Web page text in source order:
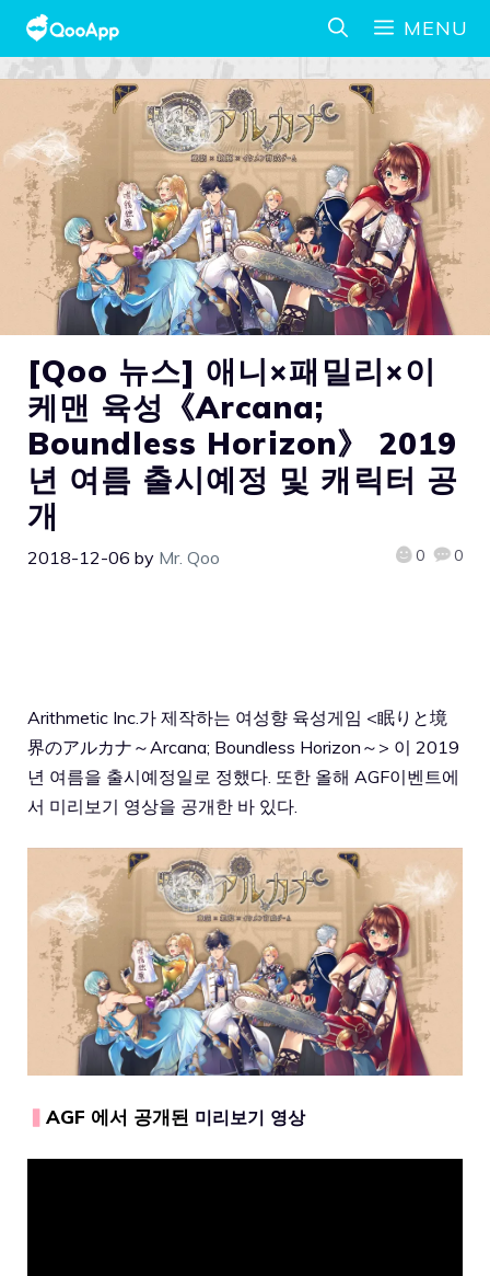
MENU
[Qoo 뉴스] 애니×패밀리×이
케맨 육성《Arcana;
Boundless Horizon》 2019
년 여름 출시예정 및 캐릭터 공
개
2018-12-06 by Mr. Qoo 0 0
Arithmetic Inc.가 제작하는 여성향 육성게임 <眠りと境
界のアルカナ～Arcana; Boundless Horizon～> 이 2019
년 여름을 출시예정일로 정했다. 또한 올해 AGF이벤트에
서 미리보기 영상을 공개한 바 있다.
▍ AGF 에서 공개된 미리보기 영상